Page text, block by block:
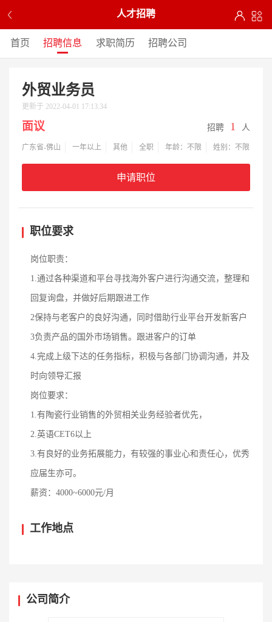
人才招聘
首页 招聘信息 求职简历 招聘公司
外贸业务员
更新于 2022-04-01 17:13:34
面议 招聘 1 人
广东省-佛山 一年以上 其他 全职 年龄：不限 姓别：不限
申请职位
职位要求
岗位职责：
1.通过各种渠道和平台寻找海外客户进行沟通交流，整理和
回复询盘，并做好后期跟进工作
2保持与老客户的良好沟通，同时借助行业平台开发新客户
3负责产品的国外市场销售。跟进客户的订单
4.完成上级下达的任务指标，积极与各部门协调沟通，并及
时向领导汇报
岗位要求：
1.有陶瓷行业销售的外贸相关业务经验者优先，
2.英语CET6以上
3.有良好的业务拓展能力，有较强的事业心和责任心，优秀
应届生亦可。
薪资： 4000~6000元/月
工作地点
公司简介